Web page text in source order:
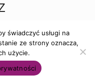
Wymagane
świadczyć usługi na
ze strony oznacza,
użycie.